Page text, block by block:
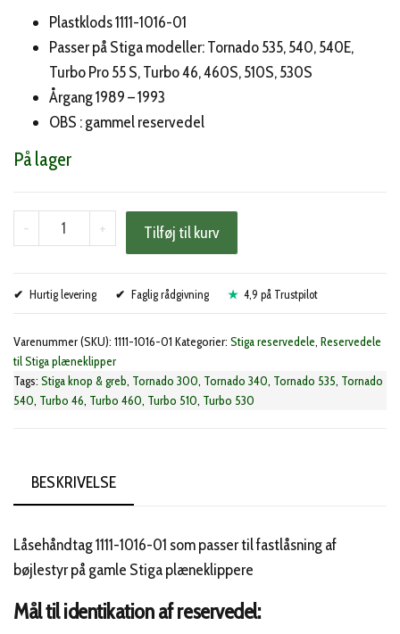
Plastklods 1111-1016-01
Passer på Stiga modeller: Tornado 535, 540, 540E,
Turbo Pro 55 S, Turbo 46, 460S, 510S, 530S
Årgang 1989 – 1993
OBS : gammel reservedel
På lager
-
Stiga
låsehåndtag
(1111-
01)
antal
+ Tilføj til kurv
Hurtig levering Faglig rådgivning 4,9 på Trustpilot
Varenummer (SKU): 1111-1016-01 Kategorier: Stiga reservedele, Reservedele
til Stiga plæneklipper
Tags: Stiga knop & greb, Tornado 300, Tornado 340, Tornado 535, Tornado
540, Turbo 46, Turbo 460, Turbo 510, Turbo 530
BESKRIVELSE
Låsehåndtag 1111-1016-01 som passer til fastlåsning af
bøjlestyr på gamle Stiga plæneklippere
Mål til identikation af reservedel: